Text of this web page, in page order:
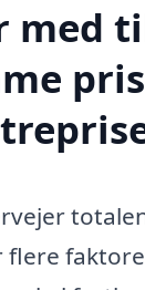
med
flere